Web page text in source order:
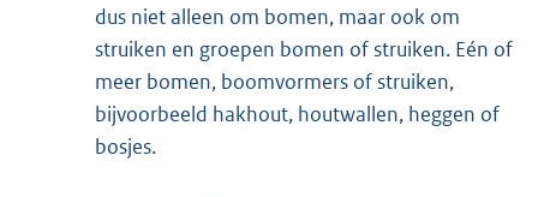
dus niet alleen om bomen, maar ook om
struiken en groepen bomen of struiken. Eén of
meer bomen, boomvormers of struiken,
bijvoorbeeld hakhout, houtwallen, heggen of
bosjes.